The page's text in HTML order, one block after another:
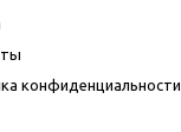
конфиденциальности